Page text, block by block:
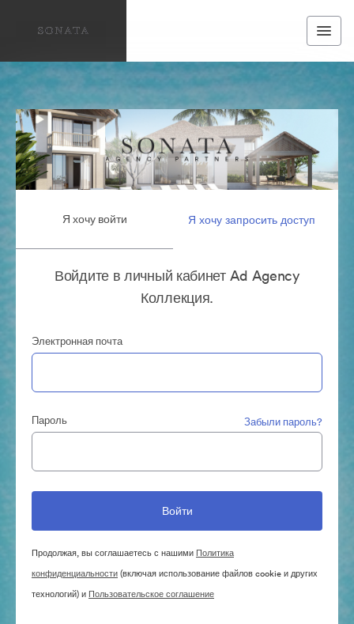
Я хочу войти Я хочу запросить доступ
Войдите в личный кабинет Ad Agency
Коллекция.
Электронная почта
Пароль Забыли пароль?
Продолжая, вы соглашаетесь с нашими Политика
конфиденциальности(включая использование файлов cookie и других
технологий) и Пользовательское соглашение